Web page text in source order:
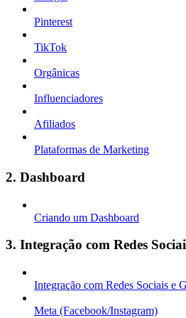
Pinterest
TikTok
Orgânicas
Influenciadores
Afiliados
Plataformas de Marketing
2. Dashboard
Criando um Dashboard
3. Integração com Redes
Integração com Redes Sociais e
Meta (Facebook/Instagram)